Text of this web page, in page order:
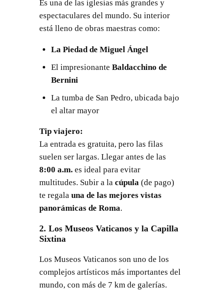
Es una de las iglesias más grandes y
espectaculares del mundo. Su interior
está lleno de obras maestras como:
La Piedad de Miguel Ángel
El impresionante Baldacchino de
Bernini
La tumba de San Pedro, ubicada bajo
el altar mayor
Tip viajero:
La entrada es gratuita, pero las filas
suelen ser largas. Llegar antes de las
8:00 a.m.es ideal para evitar
multitudes. Subir a la cúpula(de pago)
te regala una de las mejores vistas
panorámicas de Roma.
2. Los Museos Vaticanos y la Capilla
Sixtina
Los Museos Vaticanos son uno de los
complejos artísticos más importantes del
mundo, con más de 7 km de galerías.